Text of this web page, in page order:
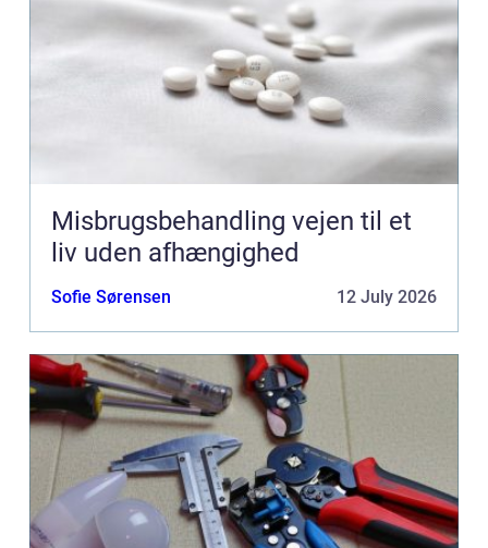
Misbrugsbehandling vejen til et
liv uden afhængighed
Sofie Sørensen 12 July 2026